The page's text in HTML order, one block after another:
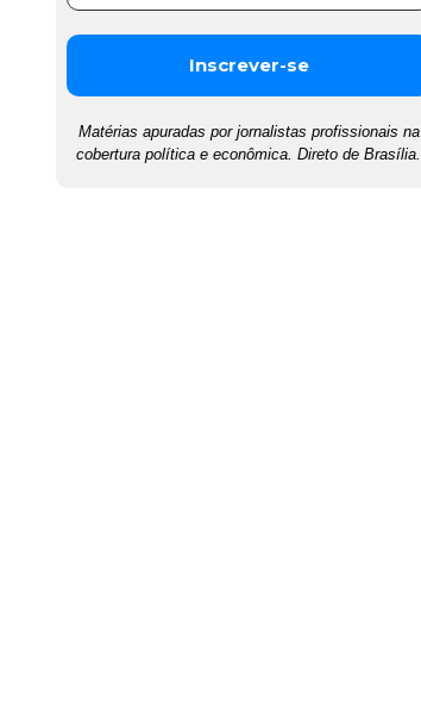
Matérias apuradas por jornalistas profissionais na
cobertura política e econômica. Direto de Brasília.